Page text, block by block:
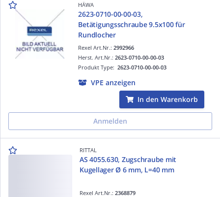
HÄWA
2623-0710-00-00-03,
Betätigungsschraube 9.5x100 für
Rundlocher
Rexel Art.Nr.:2992966
Produkt Type:2623-0710-00-00-03
Herst. Art.Nr.:2623-0710-00-00-03
VPE anzeigen
In den Warenkorb
Anmelden
RITTAL
AS 4055.630, Zugschraube mit
Kugellager Ø 6 mm, L=40 mm
Rexel Art.Nr.: 2368879